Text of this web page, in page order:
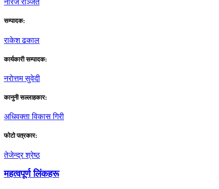
नीरज रञ्जित
सम्पादक:
राकेश ढकाल
कार्यकारी सम्पादक:
नराेत्तम सुवेदी
कानुनी सल्लाहकार:
अधिवक्ता विकास गिरी
फाेटाे पत्रकार:
तेजेन्द्र श्रेष्ठ
महत्वपूर्ण लिंकहरू